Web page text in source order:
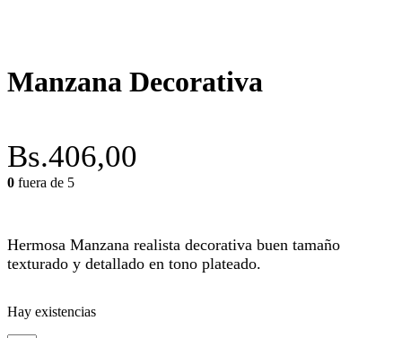
Manzana Decorativa
Bs.406,00
0 fuera de 5
Hermosa Manzana realista decorativa buen tamaño
texturado y detallado en tono plateado.
Hay existencias